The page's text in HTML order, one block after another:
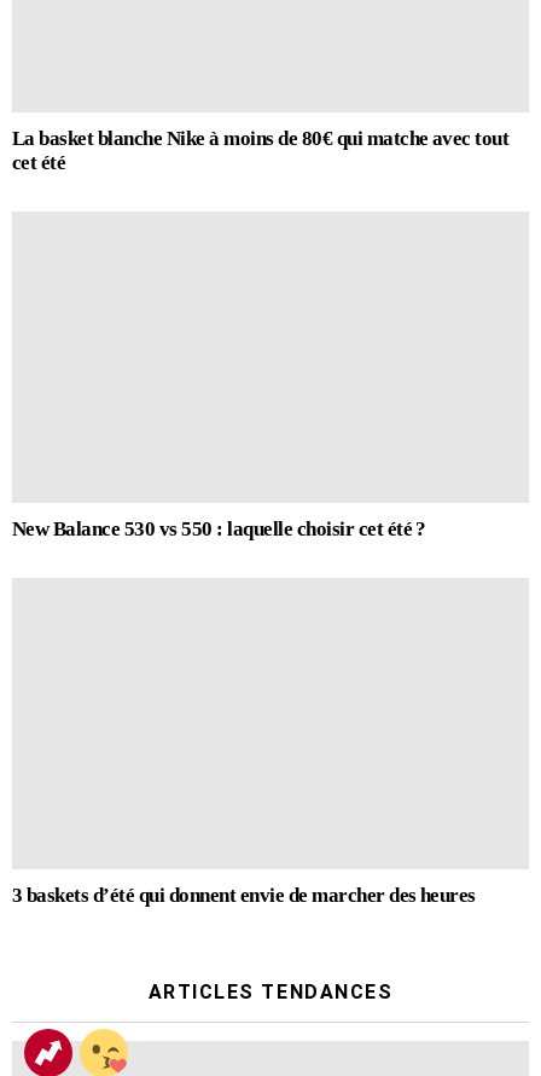
La basket blanche Nike à moins de 80€ qui matche avec tout
cet été
New Balance 530 vs 550 : laquelle choisir cet été ?
3 baskets d’été qui donnent envie de marcher des heures
ARTICLES TENDANCES